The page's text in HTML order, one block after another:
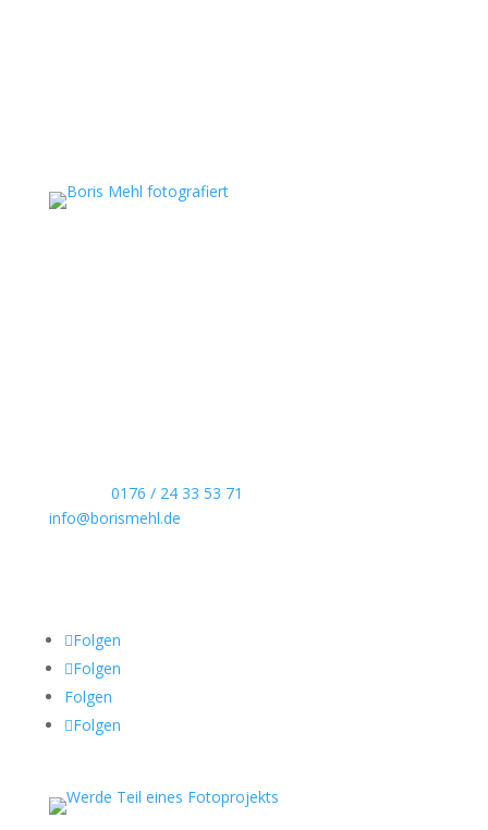
0176 / 24 33 53 71
info@borismehl.de
Folgen
Folgen
Folgen
Folgen